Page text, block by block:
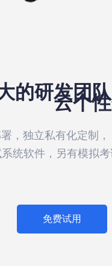
的研发团
云个
，独立私有化定制
系统软件，另有模拟
免费试用